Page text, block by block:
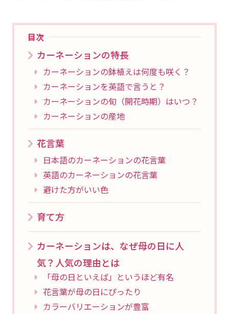
目次
カーネーションの特長
カーネーションの鉢植えは何度も咲く？
カーネーションを英語で言うと？
カーネーションの旬（開花時期）はいつ？
カーネーションの産地
花言葉
日本語のカーネーションの花言葉
英語のカーネーションの花言葉
避けた方がいい色
育て方
カーネーションは、なぜ母の日に人
気？人気の理由とは
「母の日といえば」というほど有名
花言葉が母の日にぴったり
カラーバリエーションが豊富